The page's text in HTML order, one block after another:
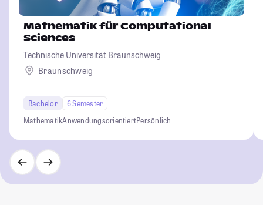
Mathematik für Computational
Sciences
Technische Universität Braunschweig
Braunschweig
Bachelor
6 Semester
MathematikAnwendungsorientiertPersönlich